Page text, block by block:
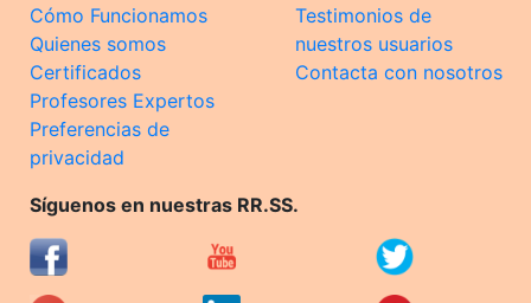
Cómo Funcionamos
Quienes somos
Certificados
Profesores Expertos
Preferencias de
privacidad
Testimonios de
nuestros usuarios
Contacta con nosotros
Síguenos en nuestras RR.SS.